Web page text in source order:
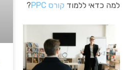
למה כדאי ללמוד קורס PPC ?